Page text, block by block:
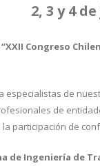
2, 3 y 4
“XXII Congreso
especialistas de
de
participación de
de Ingeniería de